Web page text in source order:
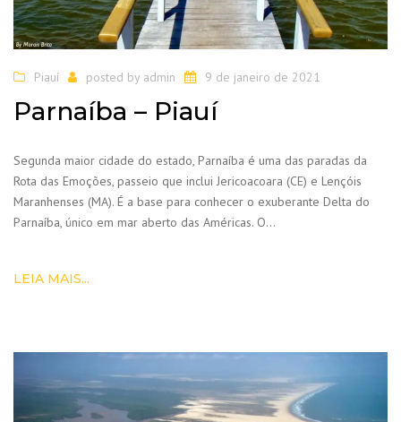
Piauí posted by admin 9 de janeiro de 2021
Parnaíba – Piauí
Segunda maior cidade do estado, Parnaíba é uma das paradas da
Rota das Emoções, passeio que inclui Jericoacoara (CE) e Lençóis
Maranhenses (MA). É a base para conhecer o exuberante Delta do
Parnaíba, único em mar aberto das Américas. O…
LEIA MAIS...